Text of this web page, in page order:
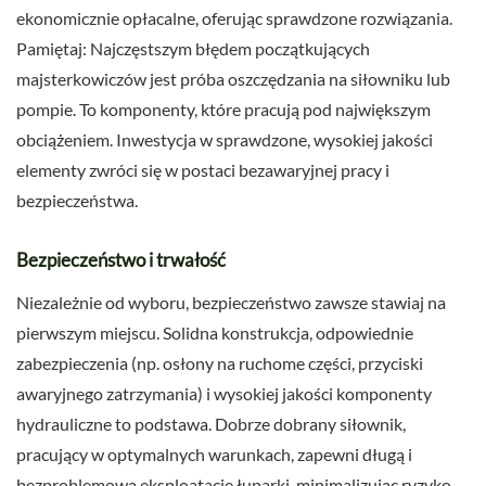
ekonomicznie opłacalne, oferując sprawdzone rozwiązania.
Pamiętaj: Najczęstszym błędem początkujących
majsterkowiczów jest próba oszczędzania na siłowniku lub
pompie. To komponenty, które pracują pod największym
obciążeniem. Inwestycja w sprawdzone, wysokiej jakości
elementy zwróci się w postaci bezawaryjnej pracy i
bezpieczeństwa.
Bezpieczeństwo i trwałość
Niezależnie od wyboru, bezpieczeństwo zawsze stawiaj na
pierwszym miejscu. Solidna konstrukcja, odpowiednie
zabezpieczenia (np. osłony na ruchome części, przyciski
awaryjnego zatrzymania) i wysokiej jakości komponenty
hydrauliczne to podstawa. Dobrze dobrany siłownik,
pracujący w optymalnych warunkach, zapewni długą i